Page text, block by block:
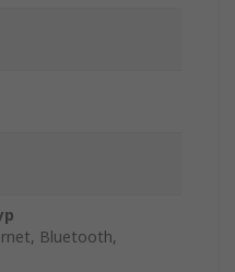
Bluetooth,